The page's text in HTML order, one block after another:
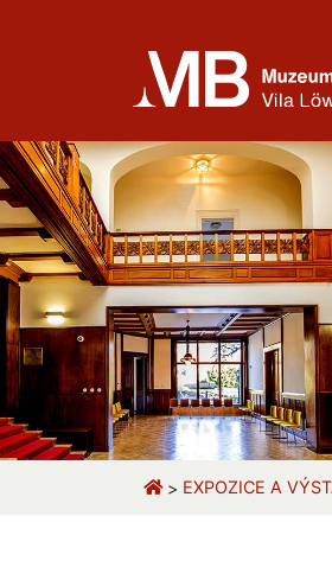
> EXPOZICE A